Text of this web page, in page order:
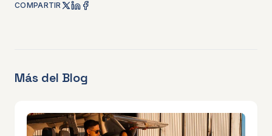
COMPARTIR
Más del Blog